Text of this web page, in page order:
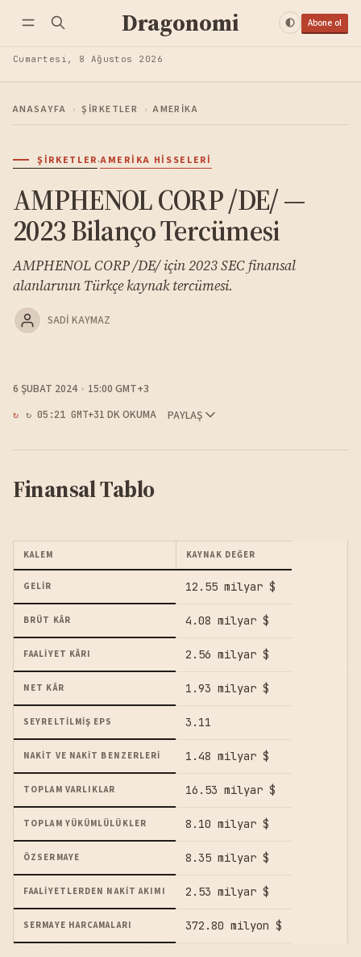
Dragonomi Abone ol
Cumartesi, 8 Ağustos 2026
ANASAYFA › ŞIRKETLER › AMERIKA
ŞIRKETLER·AMERIKA HISSELERI
AMPHENOL CORP /DE/ —
2023 Bilanço Tercümesi
AMPHENOL CORP /DE/ için 2023 SEC finansal
alanlarının Türkçe kaynak tercümesi.
SADI KAYMAZ
6 ŞUBAT 2024 15:00 GMT+3
↻ 05:21 GMT+31 DK OKUMA PAYLAŞ
Finansal Tablo
KALEM KAYNAK DEĞER
GELIR 12.55 milyar $
BRÜT KÂR 4.08 milyar $
FAALIYET KÂRI 2.56 milyar $
NET KÂR 1.93 milyar $
SEYRELTILMIŞ EPS 3.11
NAKIT VE NAKIT BENZERLERI 1.48 milyar $
TOPLAM VARLIKLAR 16.53 milyar $
TOPLAM YÜKÜMLÜLÜKLER 8.10 milyar $
ÖZSERMAYE 8.35 milyar $
FAALIYETLERDEN NAKIT AKIMI 2.53 milyar $
SERMAYE HARCAMALARI 372.80 milyon $